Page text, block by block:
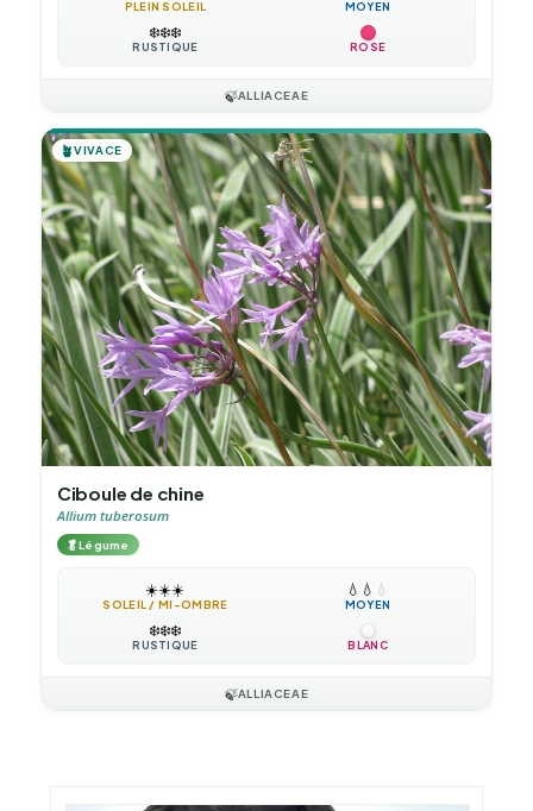
PLEIN SOLEIL MOYEN
❄️❄️❄️
RUSTIQUE ROSE
🍃ALLIACEAE
🪴VIVACE
Ciboule de chine
Allium tuberosum
🥬Légume
☀️☀️☀️
SOLEIL / MI-OMBRE
💧 💧 💧
MOYEN
❄️❄️❄️
RUSTIQUE BLANC
🍃ALLIACEAE